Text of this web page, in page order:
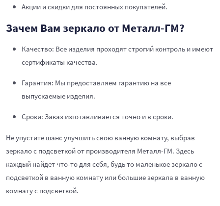
Акции и скидки для постоянных покупателей.
Зачем Вам зеркало от Металл-ГМ?
Качество: Все изделия проходят строгий контроль и имеют
сертификаты качества.
Гарантия: Мы предоставляем гарантию на все
выпускаемые изделия.
Сроки: Заказ изготавливается точно и в сроки.
Не упустите шанс улучшить свою ванную комнату, выбрав
зеркало с подсветкой от производителя Металл-ГМ. Здесь
каждый найдет что-то для себя, будь то маленькое зеркало с
подсветкой в ванную комнату или большие зеркала в ванную
комнату с подсветкой.